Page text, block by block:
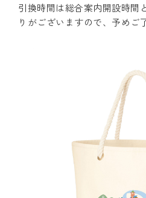
引換時間は総合案内開設時間
りがございますので、予めご